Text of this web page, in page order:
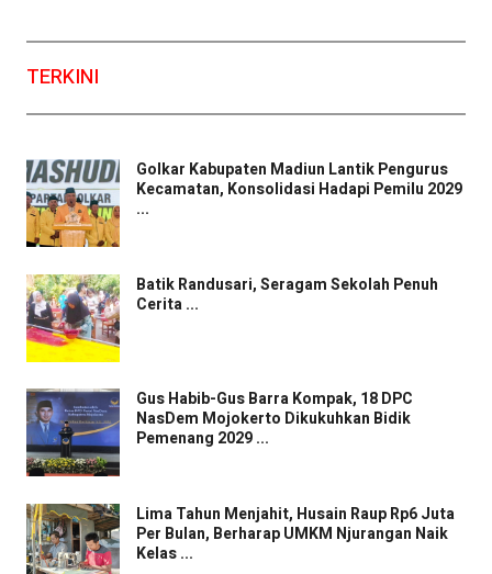
TERKINI
Golkar Kabupaten Madiun Lantik Pengurus
Kecamatan, Konsolidasi Hadapi Pemilu 2029
...
Batik Randusari, Seragam Sekolah Penuh
Cerita ...
Gus Habib-Gus Barra Kompak, 18 DPC
NasDem Mojokerto Dikukuhkan Bidik
Pemenang 2029 ...
Lima Tahun Menjahit, Husain Raup Rp6 Juta
Per Bulan, Berharap UMKM Njurangan Naik
Kelas ...